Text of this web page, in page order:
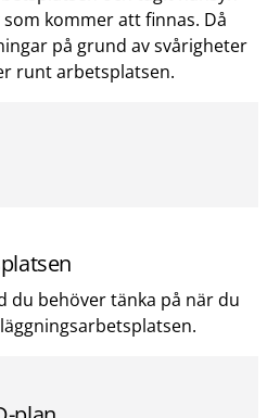
kommer att finnas. Då
på grund av svårigheter
runt arbetsplatsen.
du behöver tänka på när du